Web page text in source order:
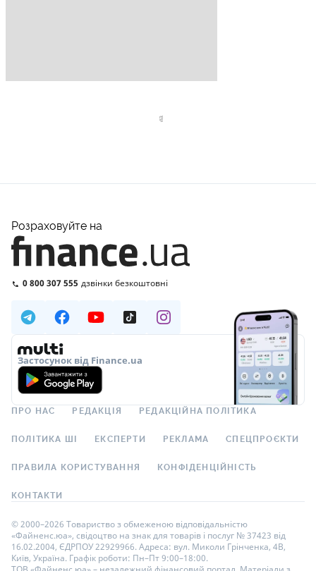
Розраховуйте на
0 800 307 555 дзвінки безкоштовні
Застосунок від Finance.ua
ПРО НАС РЕДАКЦІЯ РЕДАКЦІЙНА ПОЛІТИКА
ПОЛІТИКА ШІ ЕКСПЕРТИ РЕКЛАМА СПЕЦПРОЄКТИ
ПРАВИЛА КОРИСТУВАННЯ КОНФІДЕНЦІЙНІСТЬ
КОНТАКТИ
© 2000–2026 Товариство з обмеженою відповідальністю
«Файненс.юа», свідоцтво на знак для товарів і послуг № 37423 від
16.02.2004, ЄДРПОУ 22929966. Адреса: вул. Миколи Грінченка, 4В,
Київ, Україна. Графік роботи: Пн–Пт 9:00–18:00.